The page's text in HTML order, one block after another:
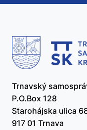
Trnavský
P.O.Box 128
Starohájska ulica
917 01 Trnava